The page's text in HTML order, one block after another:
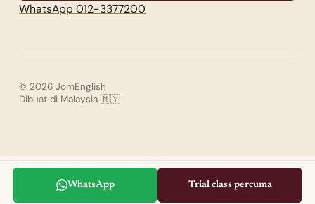
WhatsApp 012-3377200
© 2026 JomEnglish
Dibuat di Malaysia 🇲🇾
WhatsApp Trial class percuma